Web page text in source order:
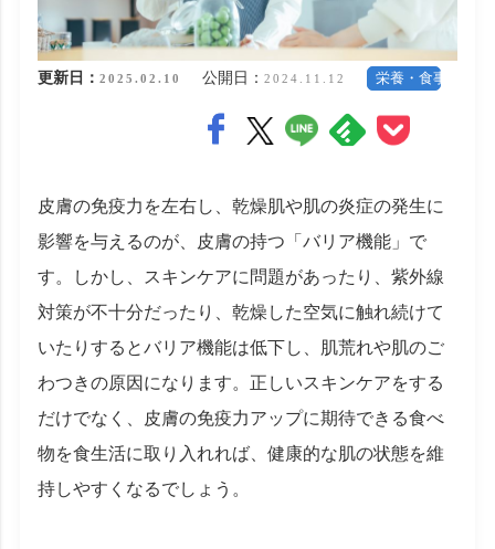
更新日：2025.02.10 公開日： 2024.11.12 栄養・食事
皮膚の免疫力を左右し、乾燥肌や肌の炎症の発生に
影響を与えるのが、皮膚の持つ「バリア機能」で
す。しかし、スキンケアに問題があったり、紫外線
対策が不十分だったり、乾燥した空気に触れ続けて
いたりするとバリア機能は低下し、肌荒れや肌のご
わつきの原因になります。正しいスキンケアをする
だけでなく、皮膚の免疫力アップに期待できる食べ
物を食生活に取り入れれば、健康的な肌の状態を維
持しやすくなるでしょう。